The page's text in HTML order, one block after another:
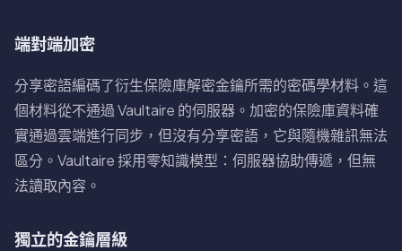
端對端加密
分享密語編碼了衍生保險庫解密金鑰所需的密碼學材料。這
個材料從不通過 Vaultaire 的伺服器。加密的保險庫資料確
實通過雲端進行同步，但沒有分享密語，它與隨機雜訊無法
區分。Vaultaire 採用零知識模型：伺服器協助傳遞，但無
法讀取內容。
獨立的金鑰層級